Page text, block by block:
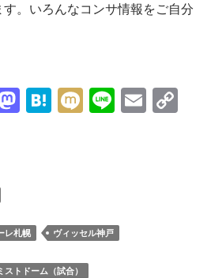
。いろんなコンサ情報をご自分
M
n
H
M Li
E
レ札幌 ヴィッセル神戸
トドーム（試合）